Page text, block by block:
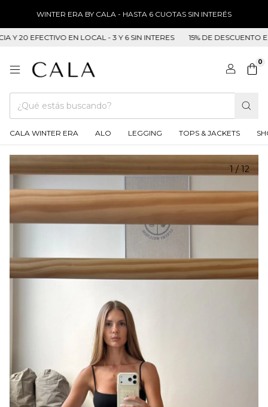
WINTER ERA BY CALA - HASTA 6 CUOTAS SIN INTERÉS
20 EFECTIVO EN LOCAL - 3 Y 6 SIN INTERES 15% DE DESCUENTO EN
0
CALA WINTER ERA ALO LEGGING TOPS & JACKETS
1 /12